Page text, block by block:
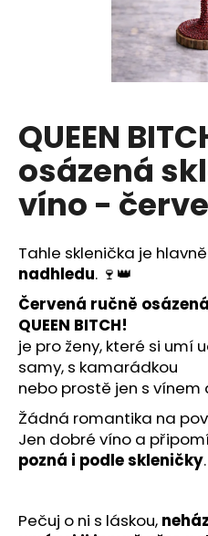
QUEEN
osázená
víno -
Tahle sklenička je
nadhledu. 🍷👑
Červená ručně
QUEEN BITCH!
je pro ženy, které si umí
samy, s kamarádkou
nebo prostě jen s vínem
Žádná romantika na
Jen dobré víno a
pozná i podle skleničky.
Pečuj o ni s láskou,
í
t
?
D
o
p
o
r
u
č
j
e